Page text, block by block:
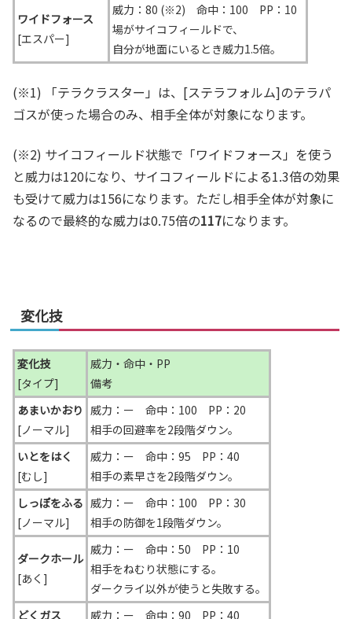
ワイドフォース
[エスパー]
威力：80 (※2) 命中：100 PP：10
場がサイコフィールドで、
自分が地面にいるとき威力1.5倍。
(※1) 「テラクラスター」は、[ステラフォルム]のテラパ
ゴスが使った場合のみ、相手全体が対象になります。
(※2) サイコフィールド状態で「ワイドフォース」を使う
と威力は120になり、サイコフィールドによる1.3倍の効果
も受けて威力は156になります。ただし相手全体が対象に
なるので最終的な威力は0.75倍の117になります。
変化技
変化技
[タイプ]
威力・命中・PP
備考
あまいかおり
[ノーマル]
威力：ー 命中：100 PP：20
相手の回避率を2段階ダウン。
いとをはく
[むし]
威力：ー 命中：95 PP：40
相手の素早さを2段階ダウン。
しっぽをふる
[ノーマル]
威力：ー 命中：100 PP：30
相手の防御を1段階ダウン。
ダークホール
[あく]
威力：ー 命中：50 PP：10
相手をねむり状態にする。
ダークライ以外が使うと失敗する。
どくガス
威力：ー 命中：90 PP：40